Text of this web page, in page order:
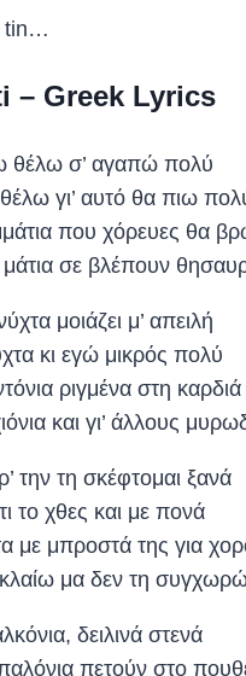
tin…
– Greek Lyrics
θέλω σ’ αγαπώ πολύ
γι’ αυτό θα πιω
που χόρευες θα
μάτια σε βλέπουν
μοιάζει μ’ απειλή
κι εγώ μικρός πολύ
ριγμένα στη καρδιά
και γι’ άλλους
την τη σκέφτομαι ξανά
το χθες και με πονά
με μπροστά της για
κλαίω μα δεν τη
δειλινά στενά
πετούν στο